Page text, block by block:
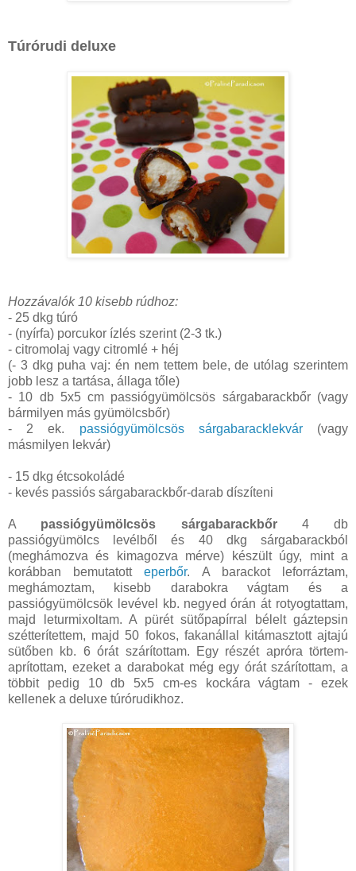
Túrórudi deluxe
Hozzávalók 10 kisebb rúdhoz:
- 25 dkg túró
- (nyírfa) porcukor ízlés szerint (2-3 tk.)
- citromolaj vagy citromlé + héj
(- 3 dkg puha vaj: én nem tettem bele, de utólag szerintem
jobb lesz a tartása, állaga tőle)
- 10 db 5x5 cm passiógyümölcsös sárgabarackbőr (vagy
bármilyen más gyümölcsbőr)
- 2 ek. passiógyümölcsös sárgabaracklekvár(vagy
másmilyen lekvár)
- 15 dkg étcsokoládé
- kevés passiós sárgabarackbőr-darab díszíteni
A passiógyümölcsös sárgabarackbőr4 db
passiógyümölcs levélből és 40 dkg sárgabarackból
(meghámozva és kimagozva mérve) készült úgy, mint a
korábban bemutatotteperbőr. A barackot leforráztam,
meghámoztam, kisebb darabokra vágtam és a
passiógyümölcsök levével kb. negyed órán át rotyogtattam,
majd leturmixoltam. A pürét sütőpapírral bélelt gáztepsin
szétterítettem, majd 50 fokos, fakanállal kitámasztott ajtajú
sütőben kb. 6 órát szárítottam. Egy részét apróra törtem-
aprítottam, ezeket a darabokat még egy órát szárítottam, a
többit pedig 10 db 5x5 cm-es kockára vágtam - ezek
kellenek a deluxe túrórudikhoz.